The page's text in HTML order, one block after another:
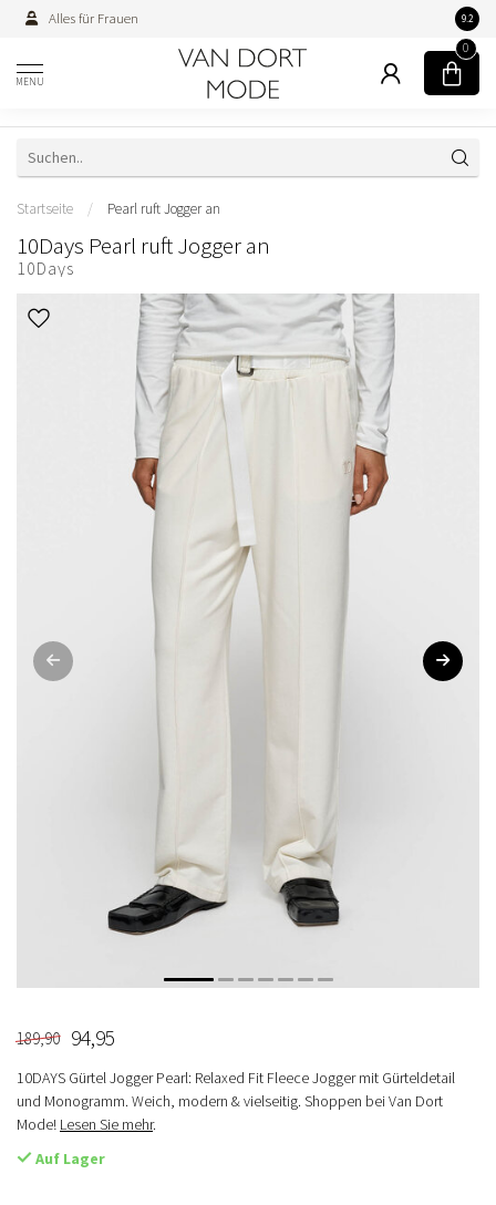
Alles für Frauen 9.2
MENU
0
Startseite / Pearl ruft Jogger an
10Days Pearl ruft Jogger an
10Days
189,90 94,95
10DAYS Gürtel Jogger Pearl: Relaxed Fit Fleece Jogger mit Gürteldetail
und Monogramm. Weich, modern & vielseitig. Shoppen bei Van Dort
Mode! Lesen Sie mehr.
Auf Lager